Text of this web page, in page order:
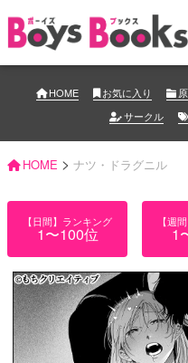
HOME お気に入り
サークル
HOME > ナツ・ドラグニル
【日間】ランキング
1〜100位
【週
1